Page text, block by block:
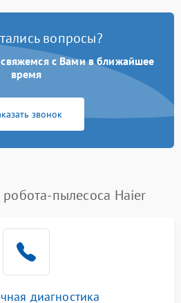
вопросы?
свяжемся с Вами в ближайшее
время
звонок
пылесоса Haier
диагностика